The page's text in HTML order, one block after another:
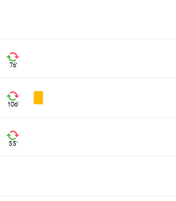
76'
106'
55'